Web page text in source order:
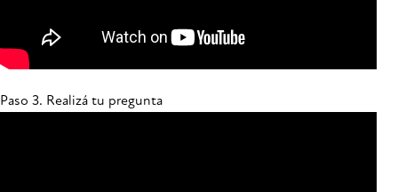
Paso 3. Realizá tu pregunta